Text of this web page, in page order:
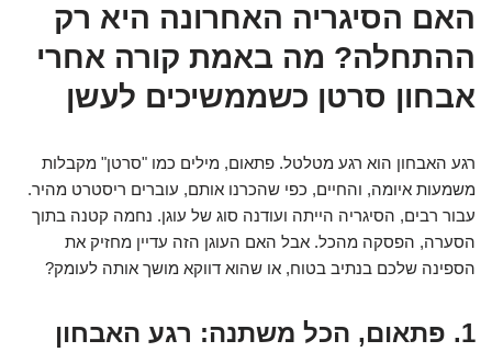
האם הסיגריה האחרונה היא רק
ההתחלה? מה באמת קורה אחרי
אבחון סרטן כשממשיכים לעשן
רגע האבחון הוא רגע מטלטל. פתאום, מילים כמו "סרטן" מקבלות
משמעות איומה, והחיים, כפי שהכרנו אותם, עוברים ריסטרט מהיר.
עבור רבים, הסיגריה הייתה ועודנה סוג של עוגן. נחמה קטנה בתוך
הסערה, הפסקה מהכל. אבל האם העוגן הזה עדיין מחזיק את
הספינה שלכם בנתיב בטוח, או שהוא דווקא מושך אותה לעומק?
1. פתאום, הכל משתנה: רגע האבחון